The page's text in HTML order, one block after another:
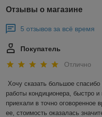
Отзывы о магазине
5 отзывов за всё время
Покупатель
Отлично
Хочу сказать большое
работы кондиционера, быстро и
приехали в точно оговоренное
ее, стоимость оказалась